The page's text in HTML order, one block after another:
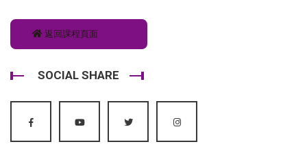
返回課程頁面
SOCIAL SHARE